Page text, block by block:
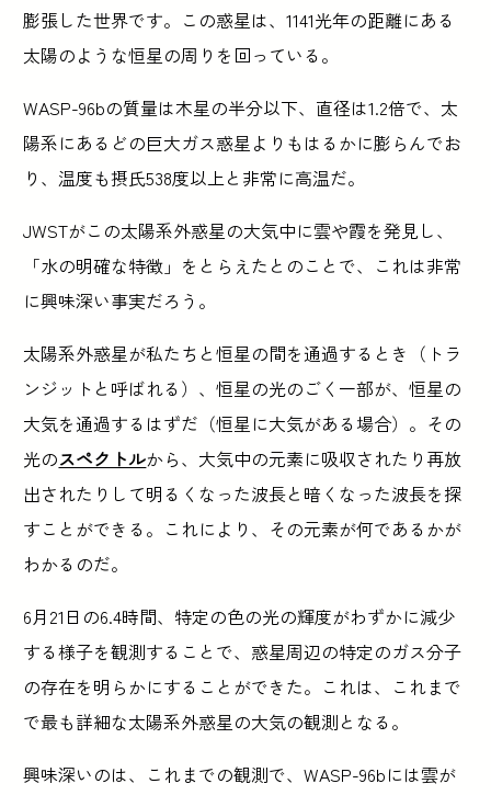
膨張した世界です。この惑星は、1141光年の距離にある
太陽のような恒星の周りを回っている。
WASP-96bの質量は木星の半分以下、直径は1.2倍で、太
陽系にあるどの巨大ガス惑星よりもはるかに膨らんでお
り、温度も摂氏538度以上と非常に高温だ。
JWSTがこの太陽系外惑星の大気中に雲や霞を発見し、
「水の明確な特徴」をとらえたとのことで、これは非常
に興味深い事実だろう。
太陽系外惑星が私たちと恒星の間を通過するとき（トラ
ンジットと呼ばれる）、恒星の光のごく一部が、恒星の
大気を通過するはずだ（恒星に大気がある場合）。その
光のスペクトルから、大気中の元素に吸収されたり再放
出されたりして明るくなった波長と暗くなった波長を探
すことができる。これにより、その元素が何であるかが
わかるのだ。
6月21日の6.4時間、特定の色の光の輝度がわずかに減少
する様子を観測することで、惑星周辺の特定のガス分子
の存在を明らかにすることができた。これは、これまで
で最も詳細な太陽系外惑星の大気の観測となる。
興味深いのは、これまでの観測で、WASP-96bには雲が